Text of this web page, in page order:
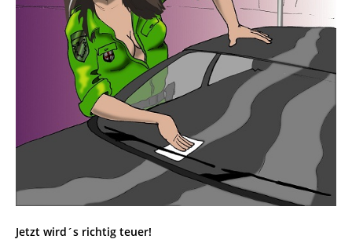
Jetzt wird´s richtig teuer!